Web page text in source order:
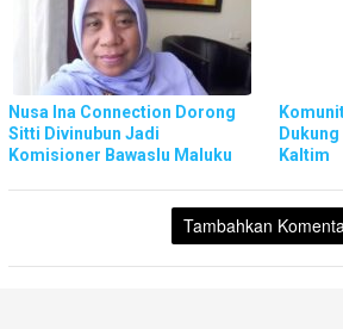
Nusa Ina Connection Dorong
Sitti Divinubun Jadi
Komisioner Bawaslu Maluku
Kaltim
Tambahkan